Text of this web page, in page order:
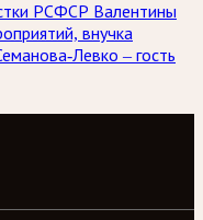
РСФСР Валентины
внучка
Левко – гость